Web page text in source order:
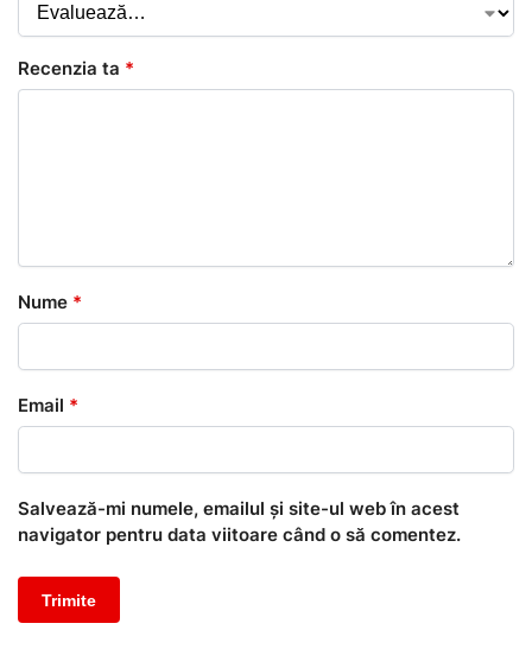
Recenzia ta *
Nume *
Email *
Salvează-mi numele, emailul și site-ul web în acest
navigator pentru data viitoare când o să comentez.